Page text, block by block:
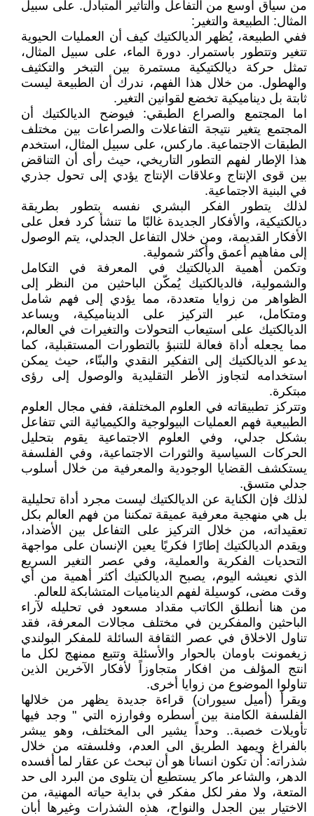
من سياق أوسع من التفاعل والتأثير المتبادل. على سبيل
المثال: الطبيعة والتغير:
ففي الطبيعة، يُظهر الديالكتيك كيف أن العمليات الحيوية
تتغير وتتطور باستمرار. دورة الماء، على سبيل المثال،
تمثل حركة ديالكتيكية مستمرة بين التبخر والتكثيف
والهطول. من خلال هذا الفهم، ندرك أن الطبيعة ليست
ثابتة بل ديناميكية تخضع لقوانين التغير.
اما المجتمع والصراع الطبقي: فيوضح الديالكتيك أن
المجتمع يتغير نتيجة التفاعلات والصراعات بين مختلف
الطبقات الاجتماعية. ماركس، على سبيل المثال، استخدم
هذا الإطار لفهم التطور التاريخي، حيث رأى أن التناقض
بين قوى الإنتاج وعلاقات الإنتاج يؤدي إلى تحول جذري
في البنية الاجتماعية.
لذلك يتطور الفكر البشري نفسه بتطور بطريقة
ديالكتيكية، والأفكار الجديدة غالبًا ما تنشأ كرد فعل على
الأفكار القديمة، ومن خلال التفاعل الجدلي، يتم الوصول
إلى مفاهيم أعمق وأكثر شمولية.
وتكمن أهمية الديالكتيك في المعرفة في التكامل
والشمولية، فالديالكتيك يُمكّن الباحثين من النظر إلى
الظواهر من زوايا متعددة، مما يؤدي إلى فهم شامل
ومتكامل، عبر التركيز على الديناميكية، ويساعد
الديالكتيك على استيعاب التحولات والتغيرات في العالم،
مما يجعله أداة فعالة للتنبؤ بالتطورات المستقبلية، كما
يدعو الديالكتيك إلى التفكير النقدي والبنّاء، حيث يمكن
استخدامه لتجاوز الأطر التقليدية والوصول إلى رؤى
مبتكرة.
وتتركز تطبيقاته في العلوم المختلفة، ففي مجال العلوم
الطبيعية فهم العمليات البيولوجية والكيميائية التي تتفاعل
بشكل جدلي، وفي العلوم الاجتماعية يقوم بتحليل
الحركات السياسية والثورات الاجتماعية، وفي الفلسفة
يستكشف القضايا الوجودية والمعرفية من خلال أسلوب
جدلي متسق.
لذلك فإن الكناية عن الديالكتيك ليست مجرد أداة تحليلية
بل هي منهجية معرفية عميقة تمكننا من فهم العالم بكل
تعقيداته، من خلال التركيز على التفاعل بين الأضداد،
ويقدم الديالكتيك إطارًا فكريًا يعين الإنسان على مواجهة
التحديات الفكرية والعملية، وفي عصر التغير السريع
الذي نعيشه اليوم، يصبح الديالكتيك أكثر أهمية من أي
وقت مضى، كوسيلة لفهم الديناميات المتشابكة للعالم.
من هنا أنطلق الكاتب مقداد مسعود في تحليله لآراء
الباحثين والمفكرين في مختلف مجالات المعرفة، فقد
تناول الاخلاق في عصر الثقافة السائلة للمفكر البولندي
زيغمونت باومان بالحوار والأسئلة وتتبع ممنهج لكل ما
انتج المؤلف من افكار متجاوزاً لأفكار الآخرين الذين
تناولوا الموضوع من زوايا أخرى.
ويقرأ (أميل سيوران) قراءة جديدة يظهر من خلالها
الفلسفة الكامنة بين أسطره وفوارزه التي " وجد فيها
تأويلات خصبة.. وحداً يشير الى المختلف، وهو يبشر
بالفراغ ويمهد الطريق الى العدم، وفلسفته من خلال
شذراته: أن تكون انسانا هو أن تبحث عن عقار لما أفسده
الدهر، والشاعر ماكر يستطيع أن يتلوى من البرد الى حد
المتعة، ولا مفر لكل مفكر في بداية حياته المهنية، من
الاختيار بين الجدل والنواح، هذه الشذرات وغيرها أبان